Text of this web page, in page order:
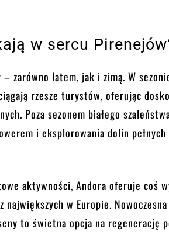
w sercu
zarówno latem, jak i zimą. W
rzesze turystów, oferując
Poza sezonem białego
i eksplorowania dolin
aktywności, Andora oferuje coś
w Europie.
to świetna opcja na regenerację